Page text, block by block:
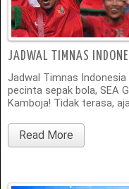
JADWAL TIMNAS
Jadwal Timnas Indonesia
pecinta sepak bola, SEA
Kamboja! Tidak terasa,
Read More